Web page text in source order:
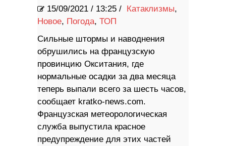
15/09/2021 / 13:25 / Катаклизмы,
Новое, Погода, ТОП
Сильные штормы и наводнения
обрушились на французскую
провинцию Окситания, где
нормальные осадки за два месяца
теперь выпали всего за шесть часов,
сообщает kratko-news.com.
Французская метеорологическая
служба выпустила красное
предупреждение для этих частей